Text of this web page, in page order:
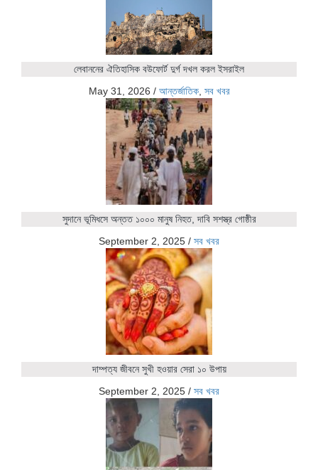
লেবাননের ঐতিহাসিক বউফোর্ট দুর্গ দখল করল ইসরাইল
May 31, 2026 / আন্তর্জাতিক, সব খবর
সুদানে ভূমিধসে অন্তত ১০০০ মানুষ নিহত, দাবি সশস্ত্র গোষ্ঠীর
September 2, 2025 / সব খবর
দাম্পত্য জীবনে সুখী হওয়ার সেরা ১০ উপায়
September 2, 2025 / সব খবর